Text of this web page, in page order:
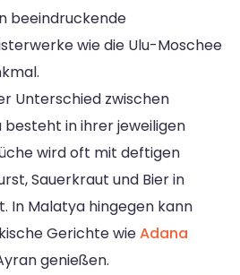
beeindruckende
wie die Ulu-Moschee
Unterschied zwischen
in ihrer jeweiligen
wird oft mit deftigen
Sauerkraut und Bier in
In Malatya hingegen kann
Gerichte wieAdana
genießen.